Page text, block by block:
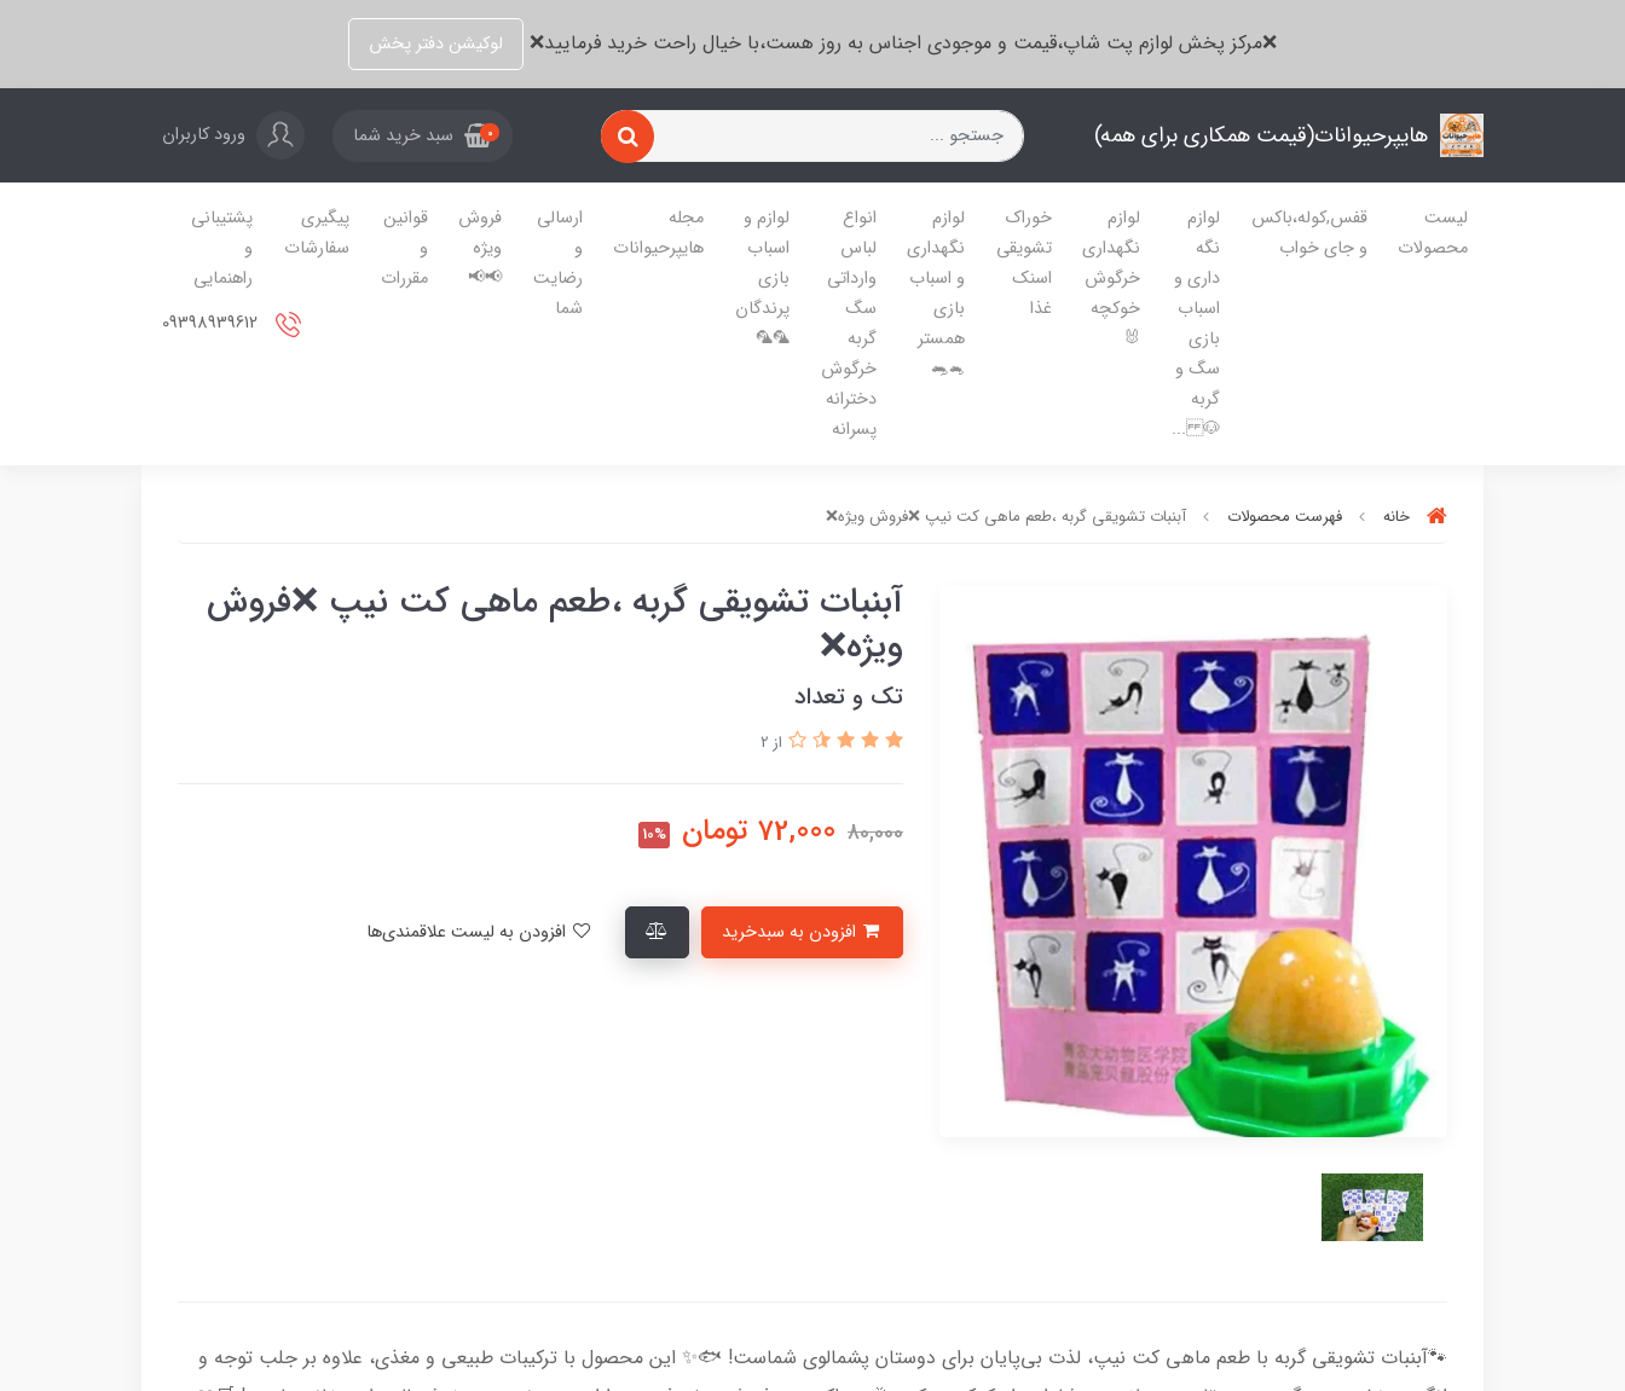
❌مرکز پخش لوازم پت شاپ،قیمت و موجودی اجناس به روز هست،با خیال راحت خرید فرمایید❌ لوکیشن دفتر پخش
هایپرحیوانات(قیمت همکاری برای همه) 0 سبد خرید شما ورود کاربران
لیست
محصولات
قفس,کوله،باکس
و جای خواب
لوازم
نگه
داری و
اسباب
بازی
سگ و
گربه
🐶 ...
لوازم
نگهداری
خرگوش
خوکچه
🐰
خوراک
تشویقی
اسنک
غذا
لوازم
نگهداری
و اسباب
بازی
همستر
🐁🐀
انواع
لباس
وارداتی
سگ
گربه
خرگوش
دخترانه
پسرانه
لوازم و
اسباب
بازی
پرندگان
🦜🦜
مجله
هایپرحیوانات
ارسالی
و
رضایت
شما
فروش
ویژه
📢📢
قوانین
و
مقررات
پیگیری
سفارشات
پشتیبانی
و
راهنمایی
خانه فهرست محصولات آبنبات تشویقی گربه ،طعم ماهی کت نیپ ❌فروش ویژه❌
آبنبات تشویقی گربه ،طعم ماهی کت نیپ ❌فروش
ویژه❌
تک و تعداد
از 2
80,000
72,000 تومان 10%
🐾آبنبات تشویقی گربه با طعم ماهی کت نیپ، لذت بی‌پایان برای دوستان پشمالوی شماست! 🐟✨ این محصول با ترکیبات طبیعی و مغذی، علاوه بر جلب توجه و